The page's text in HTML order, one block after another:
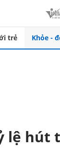
trẻ Khỏe -
lệ hút